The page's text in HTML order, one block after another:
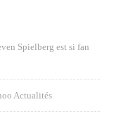
Spielberg est si fan
Actualités